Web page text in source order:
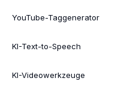
YouTube-Taggenerator
KI-Text-to-Speech
KI-Videowerkzeuge